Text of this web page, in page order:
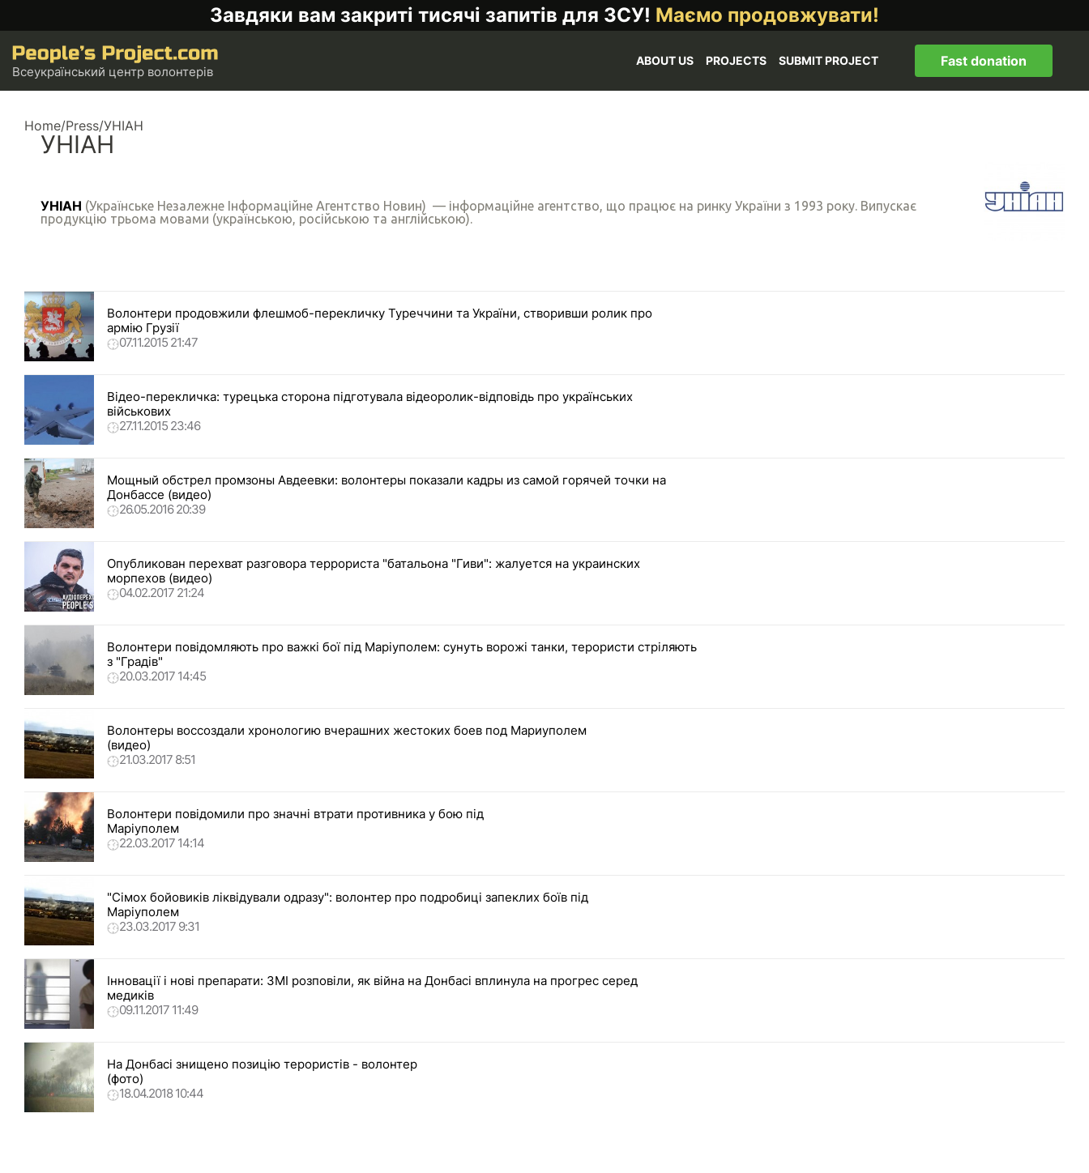
Завдяки вам закриті тисячі запитів для ЗСУ! Маємо продовжувати!
Всеукраїнський центр волонтерів
ABOUT US PROJECTS SUBMIT PROJECT Fast donation
Home/Press/УНІАН
УНІАН
УНІАН (Українське Незалежне Інформаційне Агентство Новин) — інформаційне агентство, що працює на ринку України з 1993 року. Випускає
продукцію трьома мовами (українською, російською та англійською).
Волонтери продовжили флешмоб-перекличку Туреччини та України, створивши ролик про
армію Грузії
07.11.2015 21:47
Відео-перекличка: турецька сторона підготувала відеоролик-відповідь про українських
військових
27.11.2015 23:46
Мощный обстрел промзоны Авдеевки: волонтеры показали кадры из самой горячей точки на
Донбассе (видео)
26.05.2016 20:39
Опубликован перехват разговора террориста "батальона "Гиви": жалуется на украинских
морпехов (видео)
04.02.2017 21:24
Волонтери повідомляють про важкі бої під Маріуполем: сунуть ворожі танки, терористи стріляють
з "Градів"
20.03.2017 14:45
Волонтеры воссоздали хронологию вчерашних жестоких боев под Мариуполем
(видео)
21.03.2017 8:51
Волонтери повідомили про значні втрати противника у бою під
Маріуполем
22.03.2017 14:14
"Сімох бойовиків ліквідували одразу": волонтер про подробиці запеклих боїв під
Маріуполем
23.03.2017 9:31
Інновації і нові препарати: ЗМІ розповіли, як війна на Донбасі вплинула на прогрес серед
медиків
09.11.2017 11:49
На Донбасі знищено позицію терористів - волонтер
(фото)
18.04.2018 10:44